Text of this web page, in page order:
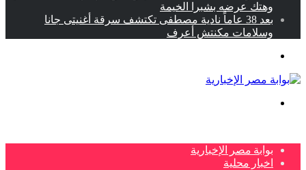
وهتك عرضه بشبرا الخيمة
بعد 38 عاماً نادية مصطفى تكتشف سرقة أغنيتى جانا
وسلامات مكنتش أعرف
بوابة مصر الإخبارية
اخبار محلية